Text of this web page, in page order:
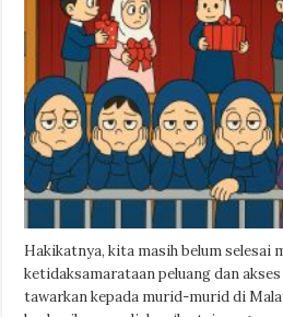
Hakikatnya, kita masih belum selesai
ketidaksamarataan peluang dan
tawarkan kepada murid-murid di